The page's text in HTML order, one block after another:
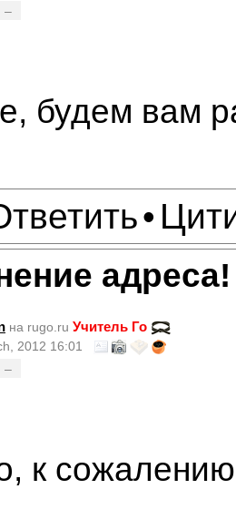
–
будем вам
•
адреса!
на rugo.ru Учитель Го
2012 16:01
–
к